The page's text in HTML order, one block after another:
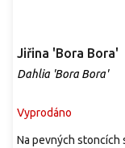
Jiřina 'Bora Bora'
Dahlia 'Bora Bora'
Vyprodáno
Na pevných